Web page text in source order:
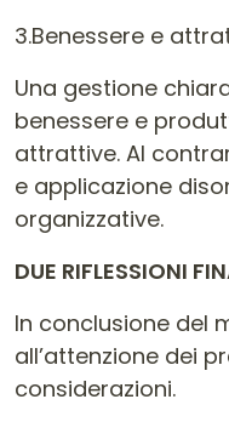
3.Benessere e
Una gestione
benessere e
attrattive. Al
e applicazione
organizzative.
DUE RIFLESSIONI
In conclusione del
all’attenzione dei
considerazioni.